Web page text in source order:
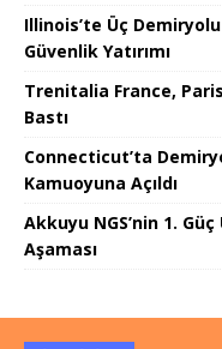
Illinois’te Üç
Güvenlik Yatırımı
Trenitalia France,
Bastı
Connecticut’ta
Kamuoyuna Açıldı
Akkuyu NGS’nin 1.
Aşaması